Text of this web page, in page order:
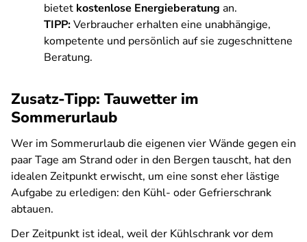
bietet kostenlose Energieberatung an.
TIPP:Verbraucher erhalten eine unabhängige,
kompetente und persönlich auf sie zugeschnittene
Beratung.
Zusatz-Tipp: Tauwetter im
Sommerurlaub
Wer im Sommerurlaub die eigenen vier Wände gegen ein
paar Tage am Strand oder in den Bergen tauscht, hat den
idealen Zeitpunkt erwischt, um eine sonst eher lästige
Aufgabe zu erledigen: den Kühl- oder Gefrierschrank
abtauen.
Der Zeitpunkt ist ideal, weil der Kühlschrank vor dem